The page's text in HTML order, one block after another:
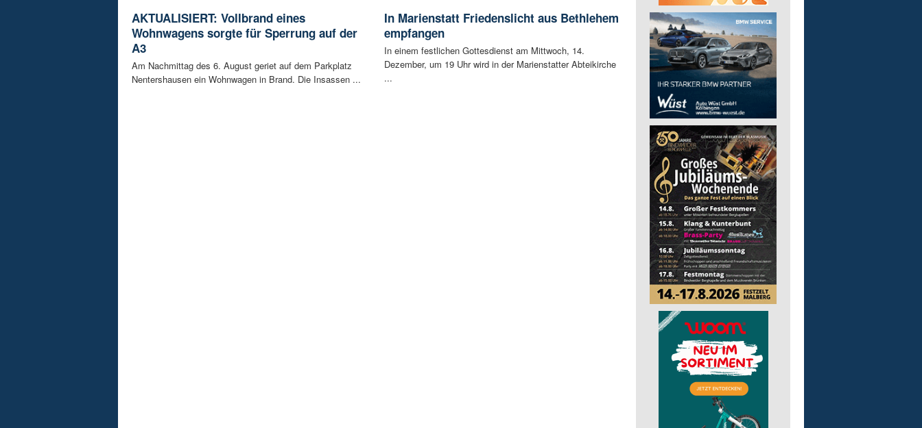
AKTUALISIERT: Vollbrand eines
Wohnwagens sorgte für Sperrung auf der
A3
Am Nachmittag des 6. August geriet auf dem Parkplatz
Nentershausen ein Wohnwagen in Brand. Die Insassen ...
In Marienstatt Friedenslicht aus Bethlehem
empfangen
In einem festlichen Gottesdienst am Mittwoch, 14.
Dezember, um 19 Uhr wird in der Marienstatter Abteikirche
...